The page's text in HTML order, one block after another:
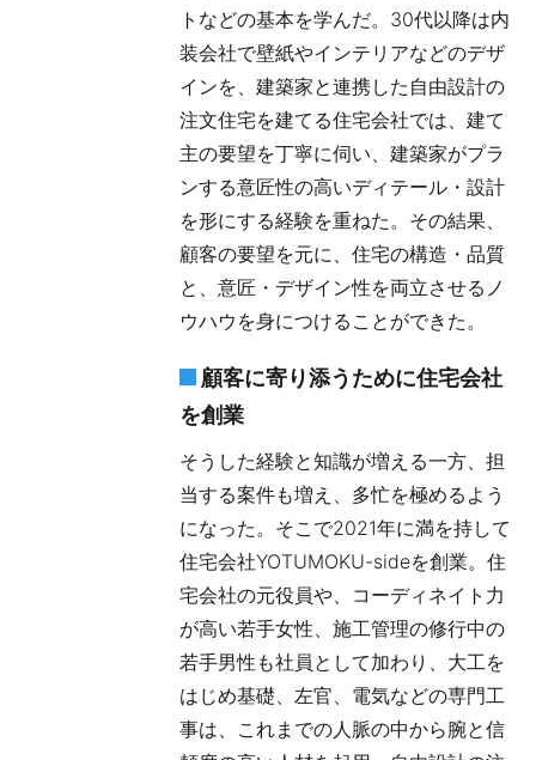
トなどの基本を学んだ。30代以降は内
装会社で壁紙やインテリアなどのデザ
インを、建築家と連携した自由設計の
注文住宅を建てる住宅会社では、建て
主の要望を丁寧に伺い、建築家がプラ
ンする意匠性の高いディテール・設計
を形にする経験を重ねた。その結果、
顧客の要望を元に、住宅の構造・品質
と、意匠・デザイン性を両立させるノ
ウハウを身につけることができた。
顧客に寄り添うために住宅会社
を創業
そうした経験と知識が増える一方、担
当する案件も増え、多忙を極めるよう
になった。そこで2021年に満を持して
住宅会社YOTUMOKU-sideを創業。住
宅会社の元役員や、コーディネイト力
が高い若手女性、施工管理の修行中の
若手男性も社員として加わり、大工を
はじめ基礎、左官、電気などの専門工
事は、これまでの人脈の中から腕と信